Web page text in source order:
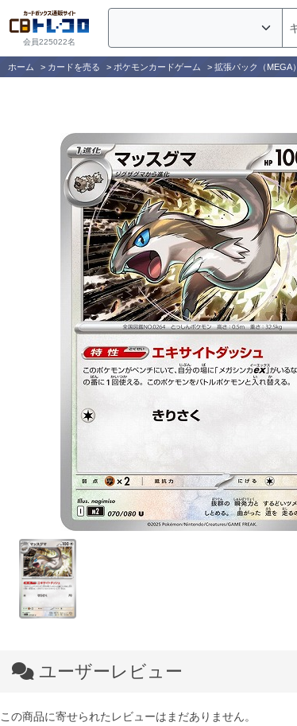
会員225022名
ホーム > カードを売る > ポケモンカードゲーム > 拡張パック（MEGA）
ユーザーレビュー
この商品に寄せられたレビューはまだありません。